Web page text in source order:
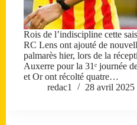
Rois de l’indiscipline cette
RC Lens ont ajouté de
palmarès hier, lors de la
Auxerre pour la 31ᵉ journée
et Or ont récolté quatre…
redac1
28 avril 2025